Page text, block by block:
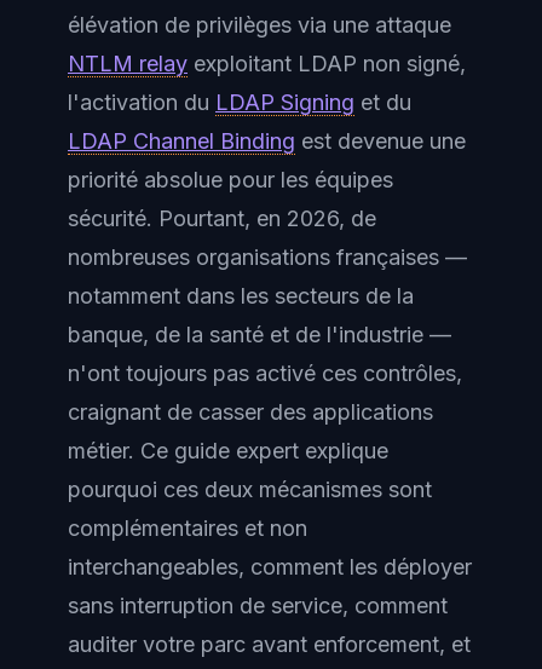
élévation de privilèges via une attaque
NTLM relay exploitant LDAP non signé,
l'activation du LDAP Signing et du
LDAP Channel Binding est devenue une
priorité absolue pour les équipes
sécurité. Pourtant, en 2026, de
nombreuses organisations françaises —
notamment dans les secteurs de la
banque, de la santé et de l'industrie —
n'ont toujours pas activé ces contrôles,
craignant de casser des applications
métier. Ce guide expert explique
pourquoi ces deux mécanismes sont
complémentaires et non
interchangeables, comment les déployer
sans interruption de service, comment
auditer votre parc avant enforcement, et